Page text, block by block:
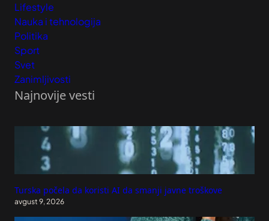
Lifestyle
Nauka i tehnologija
Politika
Sport
Svet
Zanimljivosti
Najnovije vesti
Turska počela da koristi AI da smanji javne troškove
avgust 9, 2026